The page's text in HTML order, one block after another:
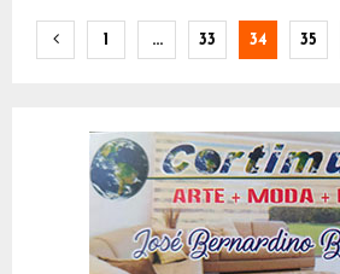
Paginación
entradas
1 … 33 34 35